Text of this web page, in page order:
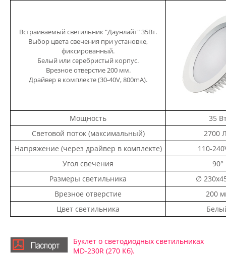
Встраиваемый светильник "Даунлайт" 35Вт.
Выбор цвета свечения при установке,
фиксированный.
Белый или серебристый корпус.
Врезное отверстие 200 мм.
Драйвер в комплекте (30-40V, 800mA).
Мощность
35
Световой поток (максимальный)
2700
Напряжение (через драйвер в комплекте)
110-
Угол свечения
90°
Размеры светильника
∅
Врезное отверстие
200
Цвет светильника
Буклет о светодиодных светильниках
MD-230R (270 Кб).